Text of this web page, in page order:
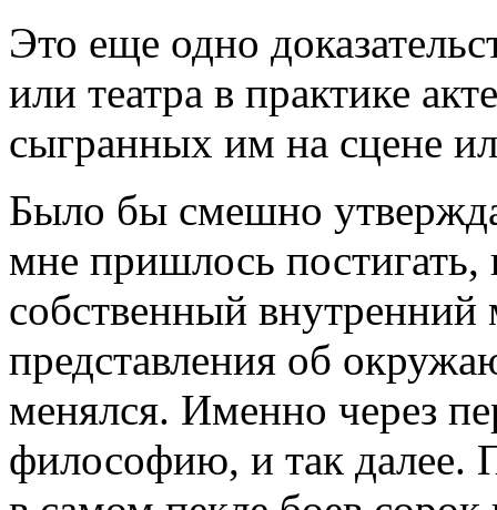
Это еще одно
или театра в практике
сыгранных им на сцене
Было бы смешно
мне пришлось
собственный внутренний
представления об
менялся. Именно через
философию, и так далее.